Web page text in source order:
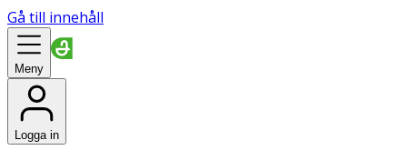
Gå till innehåll
Meny
Logga in